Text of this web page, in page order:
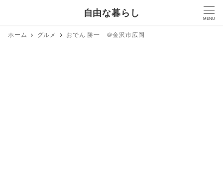
自由な暮らし
MENU
ホーム グルメ おでん 勝一 ＠金沢市広岡